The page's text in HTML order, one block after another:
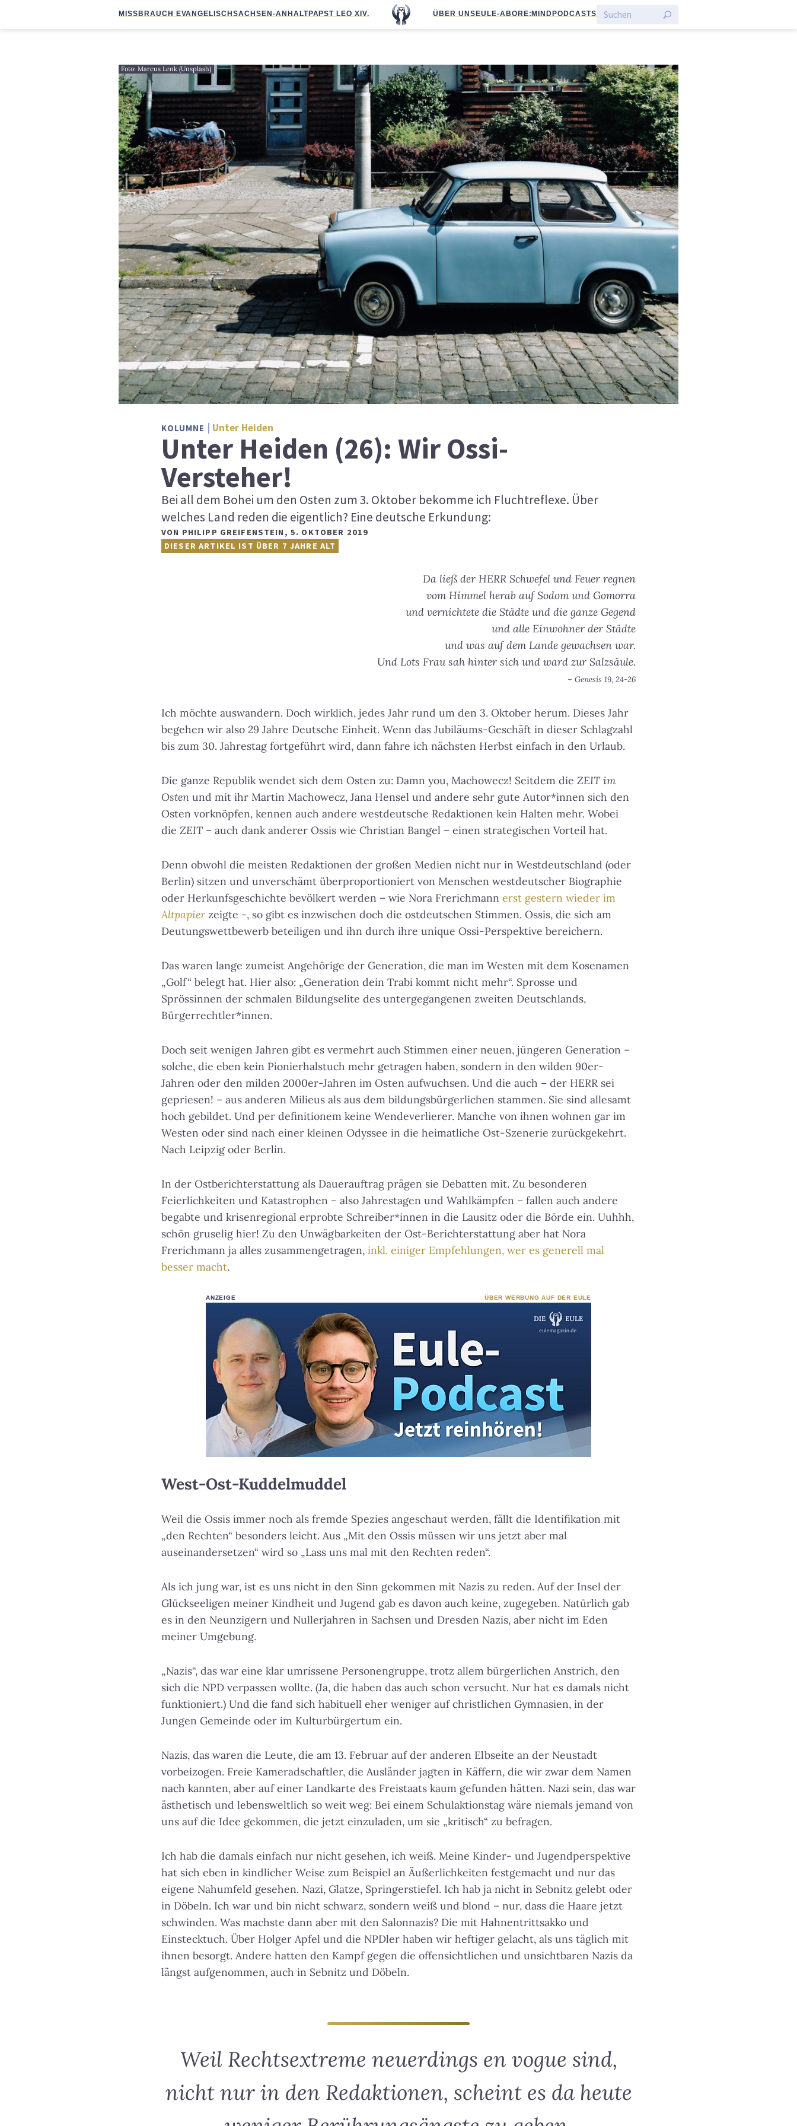
MISSBRAUCH EVANGELISCHSACHSEN-ANHALTPAPST LEO XIV. ÜBER UNS EULE-ABO RE:MIND PODCASTS
Foto: Marcus Lenk (Unsplash)
KOLUMNE Unter Heiden
Unter Heiden (26): Wir Ossi-
Versteher!
Bei all dem Bohei um den Osten zum 3. Oktober bekomme ich Fluchtreflexe. Über
welches Land reden die eigentlich? Eine deutsche Erkundung:
VON PHILIPP GREIFENSTEIN , 5. OKTOBER 2019
DIESER ARTIKEL IST ÜBER 7 JAHRE ALT
Da ließ der HERR Schwefel und Feuer regnen
vom Himmel herab auf Sodom und Gomorra
und vernichtete die Städte und die ganze Gegend
und alle Einwohner der Städte
und was auf dem Lande gewachsen war.
Und Lots Frau sah hinter sich und ward zur Salzsäule.
– Genesis 19, 24-26
Ich möchte auswandern. Doch wirklich, jedes Jahr rund um den 3. Oktober herum. Dieses Jahr
begehen wir also 29 Jahre Deutsche Einheit. Wenn das Jubiläums-Geschäft in dieser Schlagzahl
bis zum 30. Jahrestag fortgeführt wird, dann fahre ich nächsten Herbst einfach in den Urlaub.
Die ganze Republik wendet sich dem Osten zu: Damn you, Machowecz! Seitdem die ZEIT im
Osten und mit ihr Martin Machowecz, Jana Hensel und andere sehr gute Autor*innen sich den
Osten vorknöpfen, kennen auch andere westdeutsche Redaktionen kein Halten mehr. Wobei
die ZEIT – auch dank anderer Ossis wie Christian Bangel – einen strategischen Vorteil hat.
Denn obwohl die meisten Redaktionen der großen Medien nicht nur in Westdeutschland (oder
Berlin) sitzen und unverschämt überproportioniert von Menschen westdeutscher Biographie
oder Herkunfsgeschichte bevölkert werden – wie Nora Frerichmann erst gestern wieder im
Altpapier zeigte -, so gibt es inzwischen doch die ostdeutschen Stimmen. Ossis, die sich am
Deutungswettbewerb beteiligen und ihn durch ihre unique Ossi-Perspektive bereichern.
Das waren lange zumeist Angehörige der Generation, die man im Westen mit dem Kosenamen
„Golf“ belegt hat. Hier also: „Generation dein Trabi kommt nicht mehr“. Sprosse und
Sprössinnen der schmalen Bildungselite des untergegangenen zweiten Deutschlands,
Bürgerrechtler*innen.
Doch seit wenigen Jahren gibt es vermehrt auch Stimmen einer neuen, jüngeren Generation –
solche, die eben kein Pionierhalstuch mehr getragen haben, sondern in den wilden 90er-
Jahren oder den milden 2000er-Jahren im Osten aufwuchsen. Und die auch – der HERR sei
gepriesen! – aus anderen Milieus als aus dem bildungsbürgerlichen stammen. Sie sind allesamt
hoch gebildet. Und per definitionem keine Wendeverlierer. Manche von ihnen wohnen gar im
Westen oder sind nach einer kleinen Odyssee in die heimatliche Ost-Szenerie zurückgekehrt.
Nach Leipzig oder Berlin.
In der Ostberichterstattung als Dauerauftrag prägen sie Debatten mit. Zu besonderen
Feierlichkeiten und Katastrophen – also Jahrestagen und Wahlkämpfen – fallen auch andere
begabte und krisenregional erprobte Schreiber*innen in die Lausitz oder die Börde ein. Uuhhh,
schön gruselig hier! Zu den Unwägbarkeiten der Ost-Berichterstattung aber hat Nora
Frerichmann ja alles zusammengetragen, inkl. einiger Empfehlungen, wer es generell mal
besser macht.
ANZEIGE ÜBER WERBUNG AUF DER EULE
West-Ost-Kuddelmuddel
Weil die Ossis immer noch als fremde Spezies angeschaut werden, fällt die Identifikation mit
„den Rechten“ besonders leicht. Aus „Mit den Ossis müssen wir uns jetzt aber mal
auseinandersetzen“ wird so „Lass uns mal mit den Rechten reden“.
Als ich jung war, ist es uns nicht in den Sinn gekommen mit Nazis zu reden. Auf der Insel der
Glückseeligen meiner Kindheit und Jugend gab es davon auch keine, zugegeben. Natürlich gab
es in den Neunzigern und Nullerjahren in Sachsen und Dresden Nazis, aber nicht im Eden
meiner Umgebung.
„Nazis“, das war eine klar umrissene Personengruppe, trotz allem bürgerlichen Anstrich, den
sich die NPD verpassen wollte. (Ja, die haben das auch schon versucht. Nur hat es damals nicht
funktioniert.) Und die fand sich habituell eher weniger auf christlichen Gymnasien, in der
Jungen Gemeinde oder im Kulturbürgertum ein.
Nazis, das waren die Leute, die am 13. Februar auf der anderen Elbseite an der Neustadt
vorbeizogen. Freie Kameradschaftler, die Ausländer jagten in Käffern, die wir zwar dem Namen
nach kannten, aber auf einer Landkarte des Freistaats kaum gefunden hätten. Nazi sein, das war
ästhetisch und lebensweltlich so weit weg: Bei einem Schulaktionstag wäre niemals jemand von
uns auf die Idee gekommen, die jetzt einzuladen, um sie „kritisch“ zu befragen.
Ich hab die damals einfach nur nicht gesehen, ich weiß. Meine Kinder- und Jugendperspektive
hat sich eben in kindlicher Weise zum Beispiel an Äußerlichkeiten festgemacht und nur das
eigene Nahumfeld gesehen. Nazi, Glatze, Springerstiefel. Ich hab ja nicht in Sebnitz gelebt oder
in Döbeln. Ich war und bin nicht schwarz, sondern weiß und blond – nur, dass die Haare jetzt
schwinden. Was machste dann aber mit den Salonnazis? Die mit Hahnentrittsakko und
Einstecktuch. Über Holger Apfel und die NPDler haben wir heftiger gelacht, als uns täglich mit
ihnen besorgt. Andere hatten den Kampf gegen die offensichtlichen und unsichtbaren Nazis da
längst aufgenommen, auch in Sebnitz und Döbeln.
Weil Rechtsextreme neuerdings en vogue sind,
nicht nur in den Redaktionen, scheint es da heute